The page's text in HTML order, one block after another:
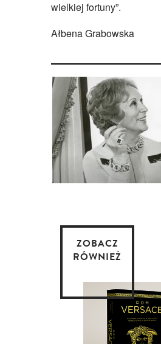
wielkiej fortuny”.
Ałbena Grabowska
ZOBACZ
RÓWNIEŻ